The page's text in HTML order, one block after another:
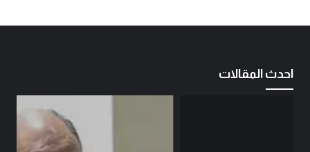
احدث المقالات